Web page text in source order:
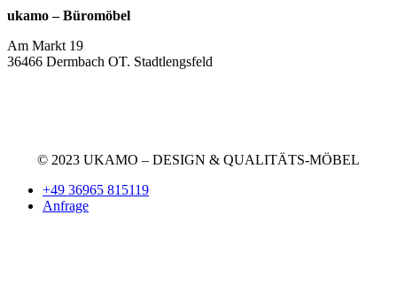
ukamo – Büromöbel
Am Markt 19
36466 Dermbach OT. Stadtlengsfeld
© 2023 UKAMO – DESIGN & QUALITÄTS-MÖBEL
+49 36965 815119
Anfrage